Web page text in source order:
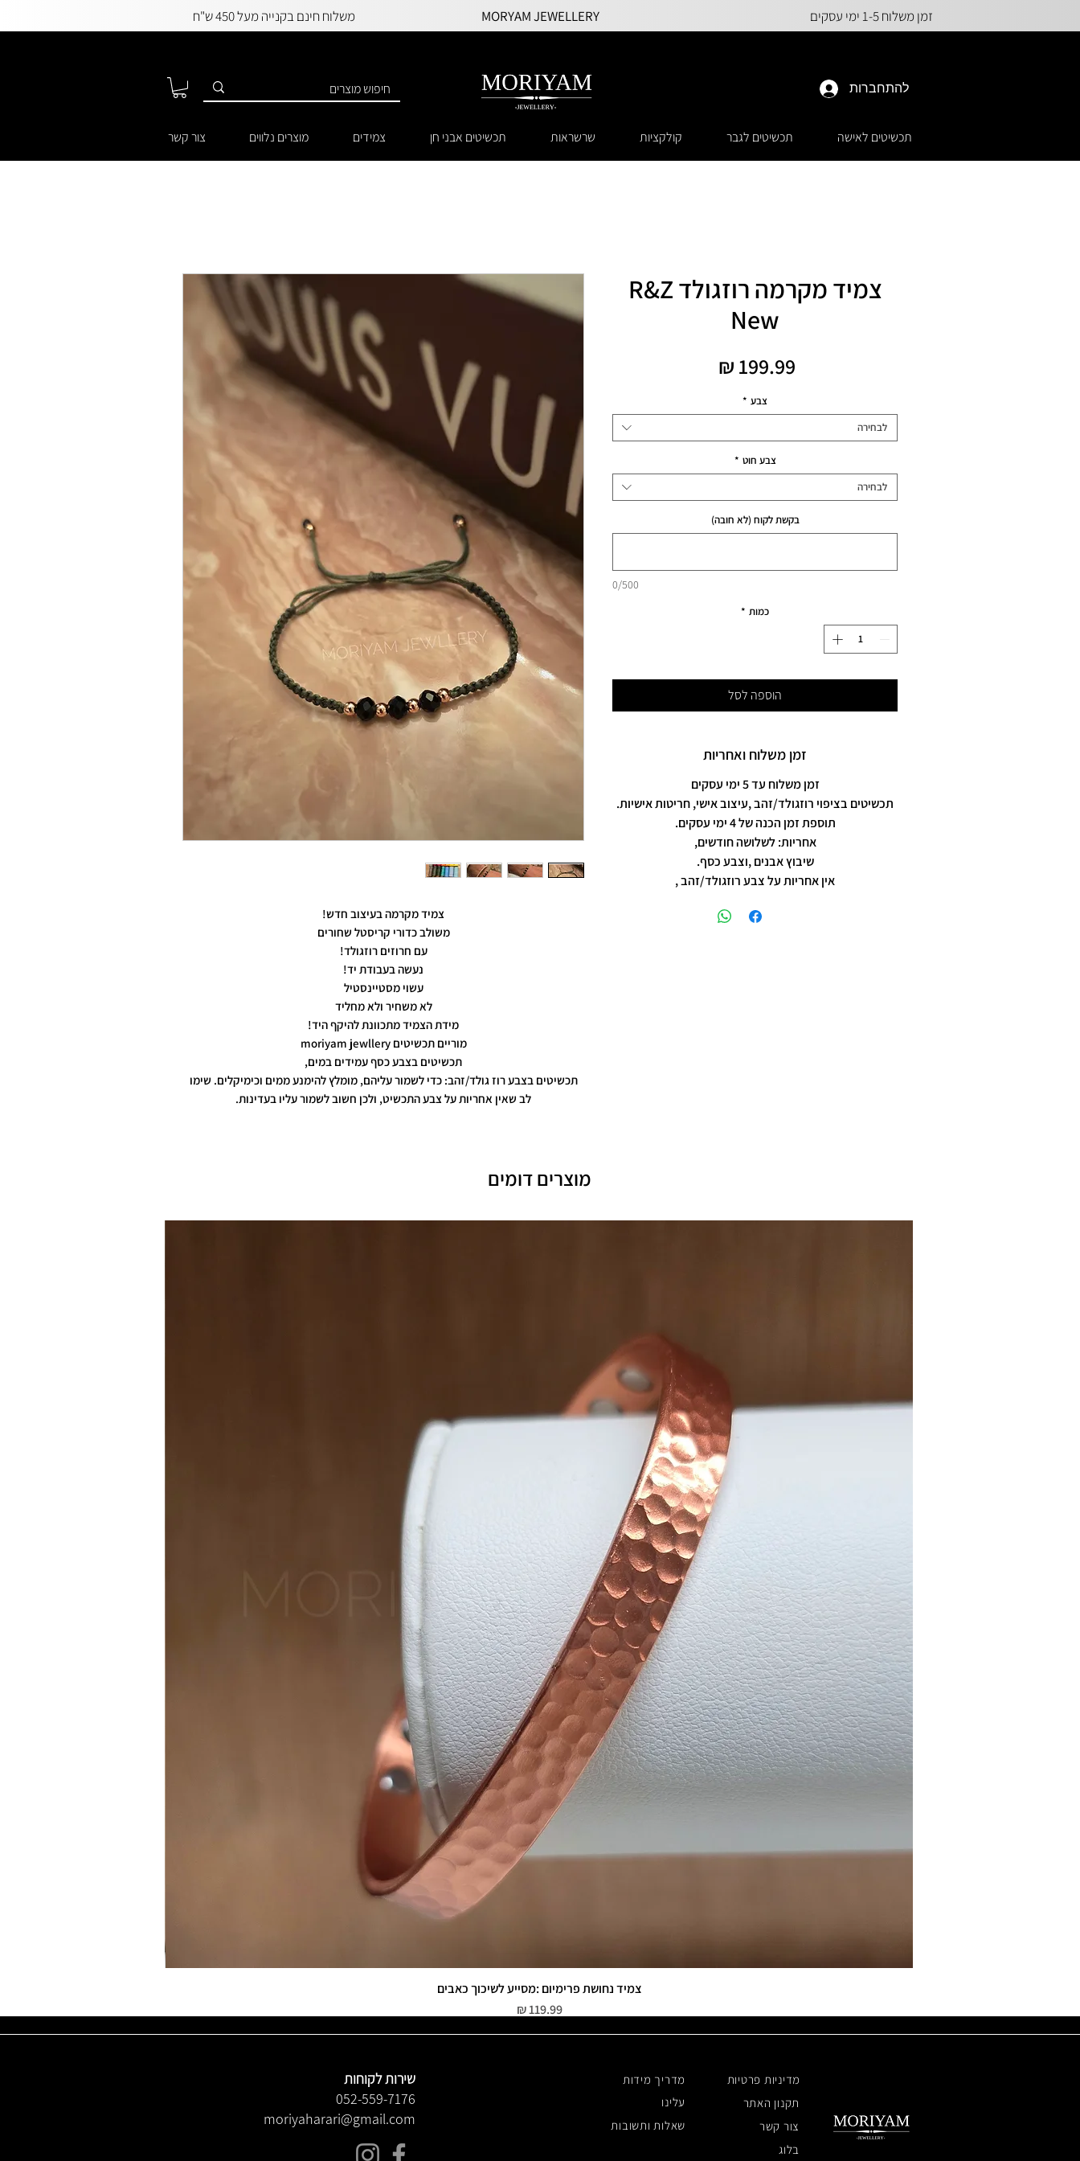
משלוח חינם בקנייה מעל 450 ש"ח MORYAM JEWELLERY זמן משלוח 1-5 ימי עסקים
להתחברות
תכשיטים לאישה תכשיטים לגבר קולקציות שרשראות תכשיטים אבני חן צמידים מוצרים נלווים צור קשר
צמיד מקרמה בעיצוב חדש!
משולב כדורי קריסטל שחורים
עם חרוזים רוזגולד!
נעשה בעבודת יד!
עשוי מסטיינסטיל
לא משחיר ולא מחליד
מידת הצמיד מתכוונת להיקף היד!
מוריים תכשיטים moriyam jewllery
תכשיטים בצבע כסף עמידים במים,
תכשיטים בצבע רוז גולד/זהב: כדי לשמור עליהם, מומלץ להימנע ממים וכימיקלים. שימו
לב שאין אחריות על צבע התכשיט, ולכן חשוב לשמור עליו בעדינות.
צמיד מקרמה רוזגולד R&Z
New
צבע *
לבחירה
צבע חוט *
לבחירה
בקשת לקוח (לא חובה)
0/500
כמות *
הוספה לסל
זמן משלוח ואחריות
זמן משלוח עד 5 ימי עסקים
תכשיטים בציפוי רוזגולד/זהב ,עיצוב אישי, חריטות אישיות.
תוספת זמן הכנה של 4 ימי עסקים.
אחריות: לשלושה חודשים,
שיבוץ אבנים ,וצבע כסף.
אין אחריות על צבע רוזגולד/זהב ,
מוצרים דומים
תצוגה מהירה
צמיד נחושת פרימיום :מסייע לשיכוך כאבים
מחיר‏119.99 ‏₪
שירות לקוחות
052-559-7176
moriyaharari@gmail.com
מדריך מידות
מדיניות פרטיות
עלינו
תקנון האתר
שאלות ותשובות
צור קשר
בלוג